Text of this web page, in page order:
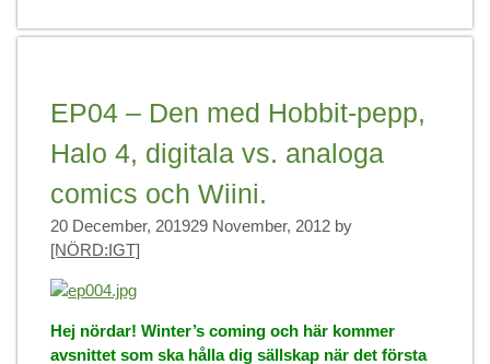
EP04 – Den med Hobbit-pepp,
Halo 4, digitala vs. analoga
comics och Wiini.
20 December, 201929 November, 2012 by
[NÖRD:IGT]
Hej nördar! Winter’s coming och här kommer
avsnittet som ska hålla dig sällskap när det första